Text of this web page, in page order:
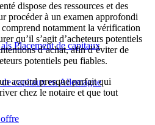
Placement de capitaux
de capitaux en Allemagne
dispose des ressources et des
procéder à un examen approfondi
notamment la vérification
qu’il s’agit d’acheteurs potentiels
d’achat, afin d’éviter de
potentiels peu fiables.
accord presque parfait qui
chez le notaire et que tout